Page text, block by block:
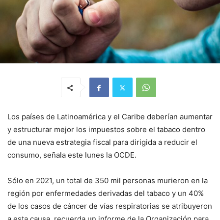
Los países de Latinoamérica y el Caribe deberían aumentar
y estructurar mejor los impuestos sobre el tabaco dentro
de una nueva estrategia fiscal para dirigida a reducir el
consumo, señala este lunes la OCDE.
Sólo en 2021, un total de 350 mil personas murieron en la
región por enfermedades derivadas del tabaco y un 40%
de los casos de cáncer de vías respiratorias se atribuyeron